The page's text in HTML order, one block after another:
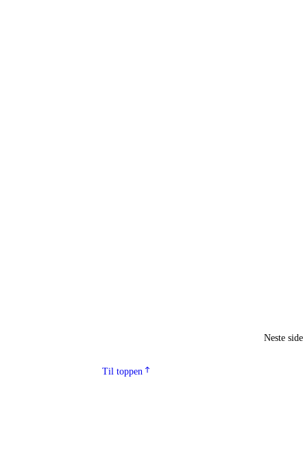
Neste side
Til toppen